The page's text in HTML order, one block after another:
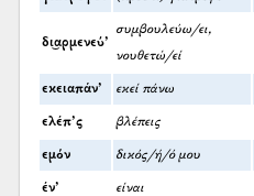
δι͜αρμενεύ’
συμβουλεύω/ει,
νουθετώ/εί
εκειαπάν’ εκεί πάνω
ελέπ’ς βλέπεις
εμόν δικός/ή/ό μου
έν’ είναι